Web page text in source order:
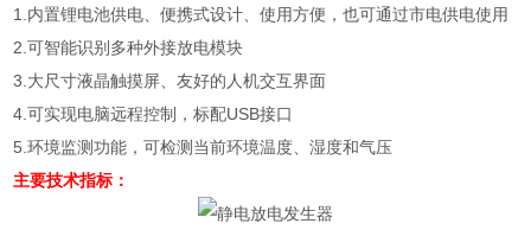
1. 内置锂电池供电、便携式设计、使用方便，也可通过市电供电使用
2.可智能识别多种外接放电模块
3. 大尺寸液晶触摸屏、友好的人机交互界面
4.可实现电脑远程控制，标配USB接口
5.环境监测功能，可检测当前环境温度、湿度和气压
主要技术指标：